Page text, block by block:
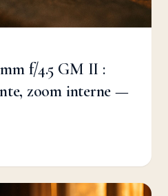
f/4.5 GM II :
zoom interne —